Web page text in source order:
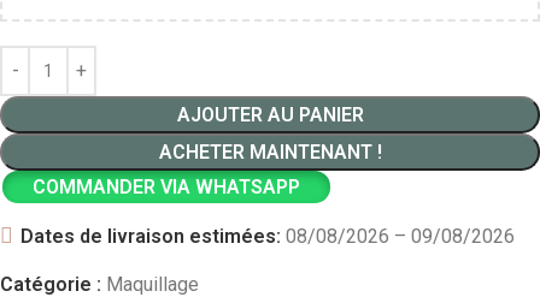
AJOUTER AU PANIER
ACHETER MAINTENANT !
COMMANDER VIA WHATSAPP
Dates de livraison estimées: 08/08/2026 – 09/08/2026
Catégorie : Maquillage